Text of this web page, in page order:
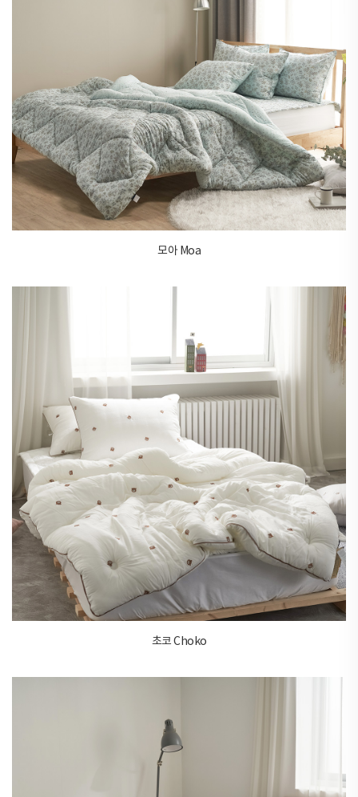
모아 Moa
초코 Choko